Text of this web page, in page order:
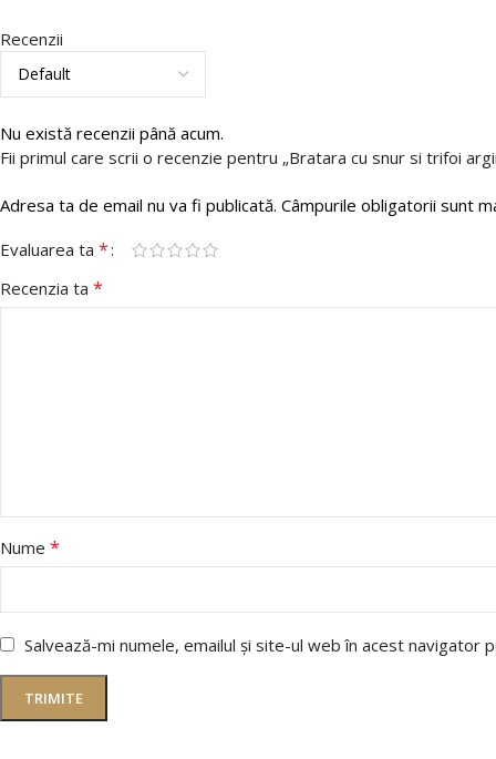
Recenzii
Nu există recenzii până acum.
Fii primul care scrii o recenzie pentru „Bratara cu snur si trifoi
Adresa ta de email nu va fi publicată. Câmpurile obligatorii sunt
Evaluarea ta *
Recenzia ta *
Nume *
Salvează-mi numele, emailul și site-ul web în acest navigator